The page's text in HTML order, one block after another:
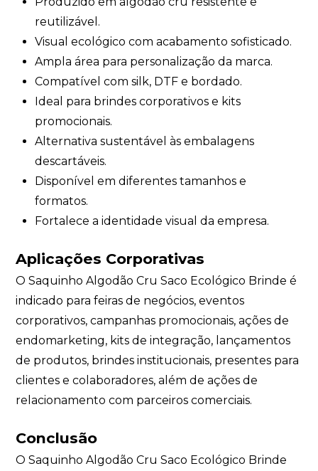
reutilizável.
Visual ecológico com acabamento sofisticado.
Ampla área para personalização da marca.
Compatível com silk, DTF e bordado.
Ideal para brindes corporativos e kits
promocionais.
Alternativa sustentável às embalagens
descartáveis.
Disponível em diferentes tamanhos e
formatos.
Fortalece a identidade visual da empresa.
Aplicações Corporativas
O Saquinho Algodão Cru Saco Ecológico Brinde é
indicado para feiras de negócios, eventos
corporativos, campanhas promocionais, ações de
endomarketing, kits de integração, lançamentos
de produtos, brindes institucionais, presentes para
clientes e colaboradores, além de ações de
relacionamento com parceiros comerciais.
Conclusão
O Saquinho Algodão Cru Saco Ecológico Brinde